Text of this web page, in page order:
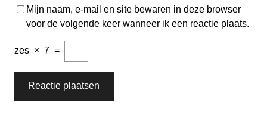
Mijn naam, e-mail en site bewaren in deze browser
voor de volgende keer wanneer ik een reactie plaats.
zes × 7 =